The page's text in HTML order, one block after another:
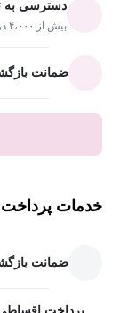
دسترسی به
بیش از ۴،۰۰۰ دوره
ضمانت
خدمات پرداخت
ضمانت